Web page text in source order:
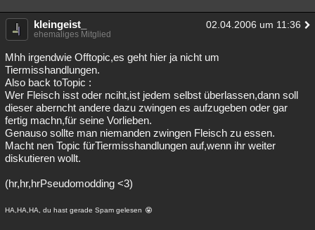
kleingeist_ 02.04.2006 um 11:36
ehemaliges Mitglied
Mhh irgendwie Offtopic,es geht hier ja nicht um
Tiermisshandlungen.
Also back toTopic :
Wer Fleisch isst oder nciht,ist jedem selbst überlassen,dann soll
dieser aberncht andere dazu zwingen es aufzugeben oder gar
fertig machn,für seine Vorlieben.
Genauso sollte man niemanden zwingen Fleisch zu essen.
Macht nen Topic fürTiermisshandlungen auf,wenn ihr weiter
diskutieren wollt.
(hr,hr,hrPseudomodding <3)
HA,HA,HA, du hast gerade Spam gelesen